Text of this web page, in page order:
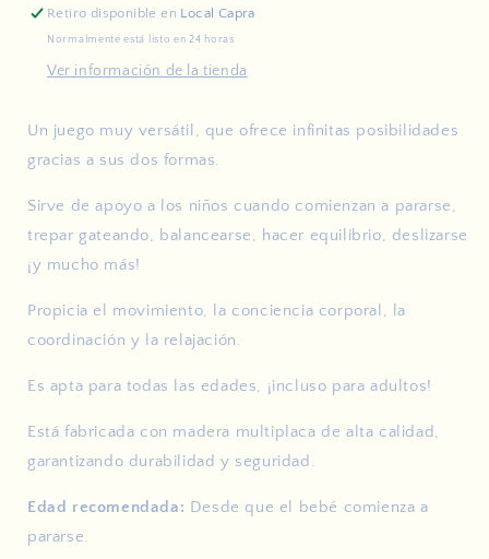
Retiro disponible en Local Capra
Normalmente está listo en 24 horas
Ver información de la tienda
Un juego muy versátil, que ofrece infinitas posibilidades
gracias a sus dos formas.
Sirve de apoyo a los niños cuando comienzan a pararse,
trepar gateando, balancearse, hacer equilibrio, deslizarse
¡y mucho más!
Propicia el movimiento, la conciencia corporal, la
coordinación y la relajación.
Es apta para todas las edades, ¡incluso para adultos!
Está fabricada con madera multiplaca de alta calidad,
garantizando durabilidad y seguridad.
Edad recomendada: Desde que el bebé comienza a
pararse.